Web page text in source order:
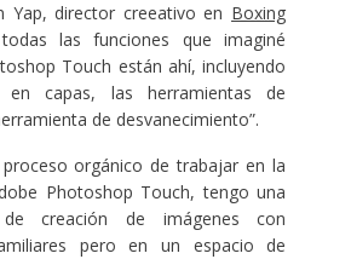
Yap, director creeativo en Boxing
las funciones que imaginé
Touch están ahí, incluyendo
en capas, las herramientas de
de desvanecimiento”.
orgánico de trabajar en la
Photoshop Touch, tengo una
creación de imágenes con
pero en un espacio de